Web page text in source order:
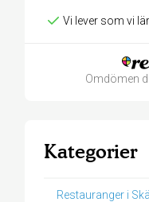
Vi lever som vi lär
Omdömen
Kategorier
Restauranger i